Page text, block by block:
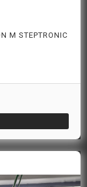
M STEPTRONIC